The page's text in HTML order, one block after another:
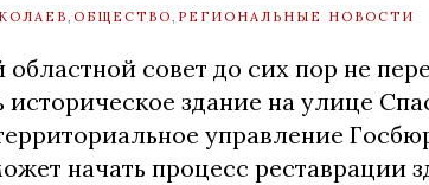
ОБЩЕСТВО РЕГИОНАЛЬНЫЕ НОВОСТИ
совет до сих пор не
историческое здание на улице
управление
начать процесс реставрации